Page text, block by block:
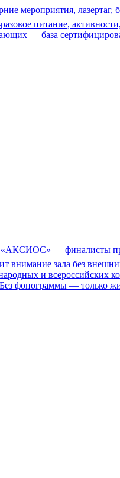
мероприятия, лазертаг,
питание,
— база
— финалисты
внимание зала без
и всероссийских
фонограммы — только